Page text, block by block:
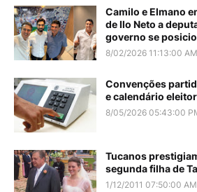
Camilo e Elmano
de Ilo Neto a
governo se
8/02/2026 11:13:00 AM
Convenções
e calendário
8/05/2026 05:43:00
Tucanos
segunda filha de
1/12/2011 07:50:00 AM